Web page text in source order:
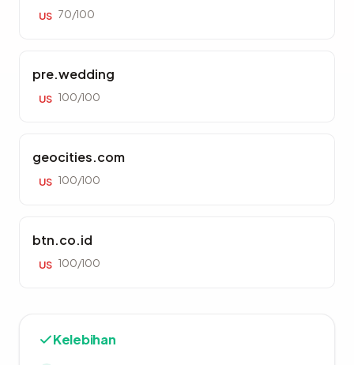
US 70/100
pre.wedding
US 100/100
geocities.com
US 100/100
btn.co.id
US 100/100
Kelebihan